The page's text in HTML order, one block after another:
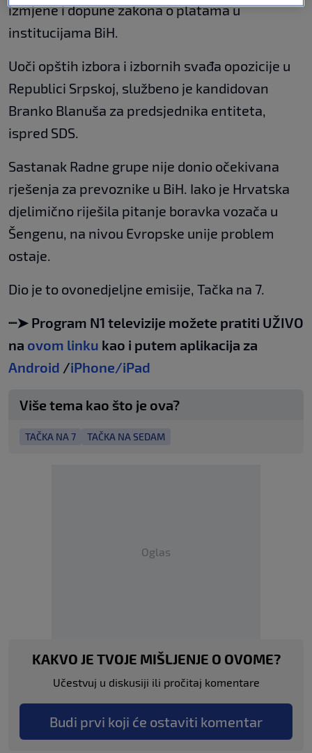
izmjene i dopune zakona o platama u
institucijama BiH.
Uoči opštih izbora i izbornih svađa opozicije u
Republici Srpskoj, službeno je kandidovan
Branko Blanuša za predsjednika entiteta,
ispred SDS.
Sastanak Radne grupe nije donio očekivana
rješenja za prevoznike u BiH. Iako je Hrvatska
djelimično riješila pitanje boravka vozača u
Šengenu, na nivou Evropske unije problem
ostaje.
Dio je to ovonedjeljne emisije, Tačka na 7.
┈➤ Program N1 televizije možete pratiti UŽIVO
na ovom linku kao i putem aplikacija za
Android /iPhone/iPad
Više tema kao što je ova?
TAČKA NA 7 TAČKA NA SEDAM
Oglas
KAKVO JE TVOJE MIŠLJENJE O OVOME?
Učestvuj u diskusiji ili pročitaj komentare
Budi prvi koji će ostaviti komentar